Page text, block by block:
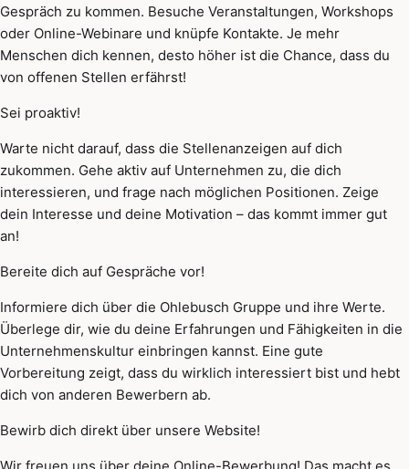
Gespräch zu kommen. Besuche Veranstaltungen, Workshops
oder Online-Webinare und knüpfe Kontakte. Je mehr
Menschen dich kennen, desto höher ist die Chance, dass du
von offenen Stellen erfährst!
Sei proaktiv!
Warte nicht darauf, dass die Stellenanzeigen auf dich
zukommen. Gehe aktiv auf Unternehmen zu, die dich
interessieren, und frage nach möglichen Positionen. Zeige
dein Interesse und deine Motivation – das kommt immer gut
an!
Bereite dich auf Gespräche vor!
Informiere dich über die Ohlebusch Gruppe und ihre Werte.
Überlege dir, wie du deine Erfahrungen und Fähigkeiten in die
Unternehmenskultur einbringen kannst. Eine gute
Vorbereitung zeigt, dass du wirklich interessiert bist und hebt
dich von anderen Bewerbern ab.
Bewirb dich direkt über unsere Website!